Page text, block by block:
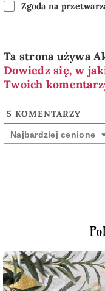
Zgoda na
Ta strona używa
Dowiedz się, w
Twoich
5 KOMENTARZY
Najbardziej cenione